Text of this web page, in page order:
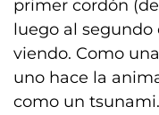
primer cordón
luego al segundo
viendo. Como
uno hace la
como un